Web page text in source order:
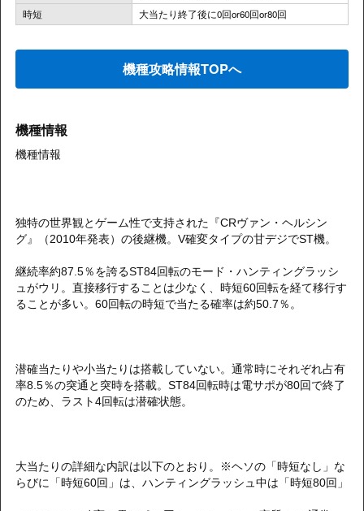
時短
大当たり終了後に0回or60回or80回
機種攻略情報TOPへ
機種情報
機種情報
独特の世界観とゲーム性で支持された『CRヴァン・ヘルシン
グ』（2010年発表）の後継機。V確変タイプの甘デジでST機。
継続率約87.5％を誇るST84回転のモード・ハンティングラッシ
ュがウリ。直接移行することは少なく、時短60回転を経て移行す
ることが多い。60回転の時短で当たる確率は約50.7％。
潜確当たりや小当たりは搭載していない。通常時にそれぞれ占有
率8.5％の突通と突時を搭載。ST84回転時は電サポが80回で終了
のため、ラスト4回転は潜確状態。
大当たりの詳細な内訳は以下のとおり。※ヘソの「時短なし」な
らびに「時短60回」は、ハンティングラッシュ中は「時短80回」